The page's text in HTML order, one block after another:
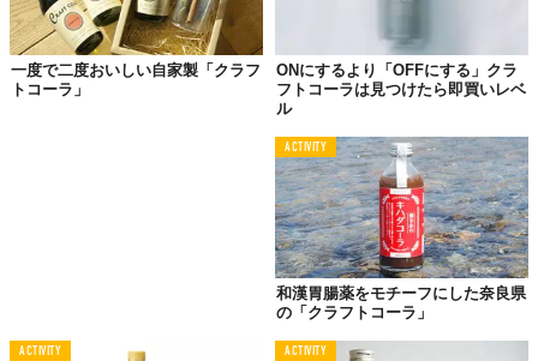
一度で二度おいしい自家製「クラフ
トコーラ」
ONにするより「OFFにする」クラ
フトコーラは見つけたら即買いレベ
ル
ACTIVITY
和漢胃腸薬をモチーフにした奈良県
の「クラフトコーラ」
ACTIVITY ACTIVITY